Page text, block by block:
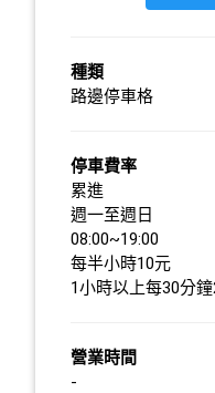
種類
路邊停車格
停車費率
累進
週一至週日
08:00~19:00
每半小時10元
1小時以上每30分
營業時間
-